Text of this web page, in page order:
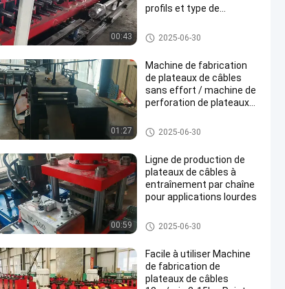
00:43
profils et type de
hydraulique
machine de chemin de câbles
2025-06-30
01:27
Machine de fabrication
de plateaux de câbles
sans effort / machine de
perforation de plateaux
machine de chemin de câbles
2025-06-30
00:59
Ligne de production de
plateaux de câbles à
entraînement par chaîne
pour applications lourdes
machine de chemin de câbles
2025-06-30
Facile à utiliser Machine
de fabrication de
plateaux de câbles